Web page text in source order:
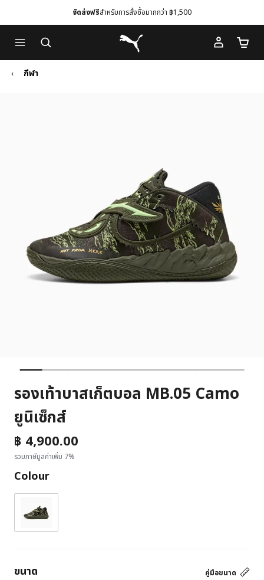
to
Main
content
to
Footer
Content
จัดส่งฟรีสำหรับการสั่งซื้อมากกว่า ฿1,500
Puma โฮม
จำนว
กีฬา
รองเท้าบาสเก็ตบอล MB.05 Camo
ยูนิเซ็กส์
฿ 4,900.00
รวมภาษีมูลค่าเพิ่ม 7%
Colour
คู่มือขนาด
ขนาด